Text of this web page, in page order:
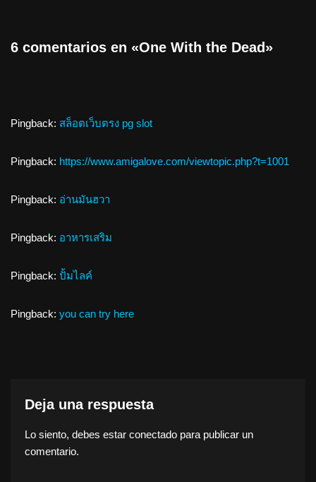
6 comentarios en «One With the Dead»
Pingback: สล็อตเว็บตรง pg slot
Pingback: https://www.amigalove.com/viewtopic.php?t=1001
Pingback: อ่านมันฮวา
Pingback: อาหารเสริม
Pingback: ปั้มไลค์
Pingback: you can try here
Deja una respuesta
Lo siento, debes estar conectado para publicar un
comentario.